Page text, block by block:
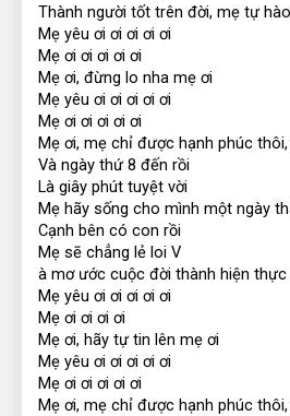
Thành người tốt trên đời, mẹ tự
Mẹ yêu ơi ơi ơi ơi ơi
Mẹ ơi ơi ơi ơi ơi
Mẹ ơi, đừng lo nha mẹ ơi
Mẹ yêu ơi ơi ơi ơi ơi
Mẹ ơi ơi ơi ơi ơi
Mẹ ơi, mẹ chỉ được hạnh phúc
Và ngày thứ 8 đến rồi
Là giây phút tuyệt vời
Mẹ hãy sống cho mình một ngày
Cạnh bên có con rồi
Mẹ sẽ chẳng lẻ loi V
à mơ ước cuộc đời thành hiện
Mẹ yêu ơi ơi ơi ơi ơi
Mẹ ơi ơi ơi ơi
Mẹ ơi, hãy tự tin lên mẹ ơi
Mẹ yêu ơi ơi ơi ơi ơi
Mẹ ơi ơi ơi ơi ơi
Mẹ ơi, mẹ chỉ được hạnh phúc